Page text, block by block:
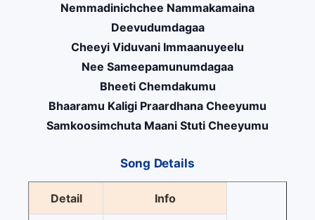
Nemmadinichchee Nammakamaina
Deevudumdagaa
Cheeyi Viduvani Immaanuyeelu
Nee Sameepamunumdagaa
Bheeti Chemdakumu
Bhaaramu Kaligi Praardhana Cheeyumu
Samkoosimchuta Maani Stuti Cheeyumu
Song Details
Detail Info